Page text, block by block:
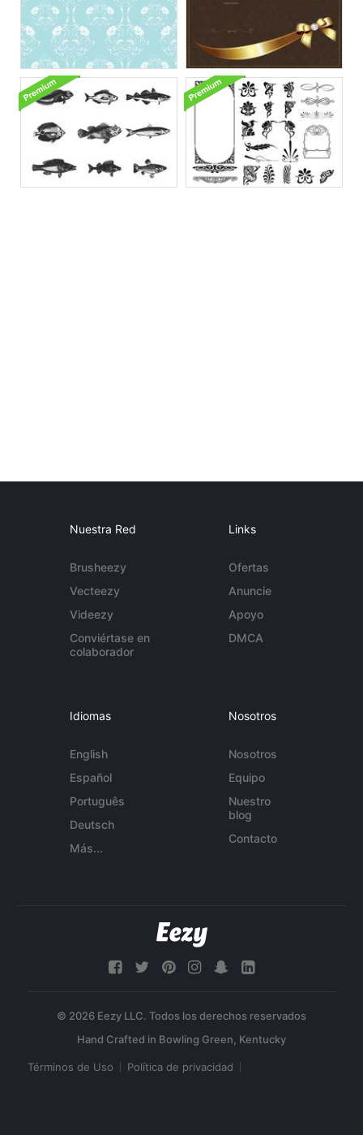
Nuestra Red
Brusheezy
Vecteezy
Videezy
Conviértase en
colaborador
Links
Ofertas
Anuncie
Apoyo
DMCA
Idiomas
English
Español
Português
Deutsch
Más...
Nosotros
Nosotros
Equipo
Nuestro
blog
Contacto
© 2026 Eezy LLC. Todos los derechos reservados
Términos de Uso Política de privacidad